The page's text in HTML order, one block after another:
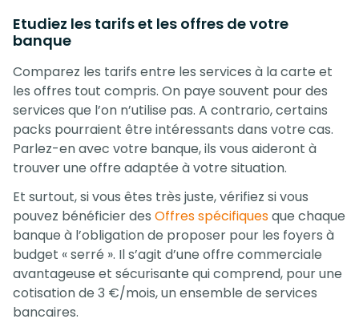
Etudiez les tarifs et les offres de votre
banque
Comparez les tarifs entre les services à la carte et
les offres tout compris. On paye souvent pour des
services que l’on n’utilise pas. A contrario, certains
packs pourraient être intéressants dans votre cas.
Parlez-en avec votre banque, ils vous aideront à
trouver une offre adaptée à votre situation.
Et surtout, si vous êtes très juste, vérifiez si vous
pouvez bénéficier des Offres spécifiquesque chaque
banque à l’obligation de proposer pour les foyers à
budget « serré ». Il s’agit d’une offre commerciale
avantageuse et sécurisante qui comprend, pour une
cotisation de 3 €/mois, un ensemble de services
bancaires.